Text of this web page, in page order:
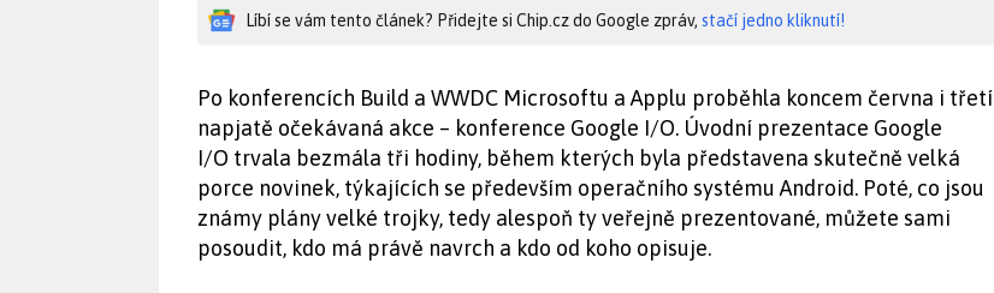
Líbí se vám tento článek? Přidejte si Chip.cz do Google zpráv, stačí jedno kliknutí!
Po konferencích Build a WWDC Microsoftu a Applu proběhla koncem června i třetí
napjatě očekávaná akce – konference Google I/O. Úvodní prezentace Google
I/O trvala bezmála tři hodiny, během kterých byla představena skutečně velká
porce novinek, týkajících se především operačního systému Android. Poté, co jsou
známy plány velké trojky, tedy alespoň ty veřejně prezentované, můžete sami
posoudit, kdo má právě navrch a kdo od koho opisuje.